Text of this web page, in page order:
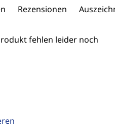
Rezensionen
fehlen leider noch